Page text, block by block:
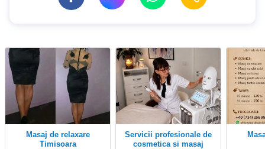
Masaj de relaxare
Timisoara
Servicii profesionale de
cosmetica si masaj